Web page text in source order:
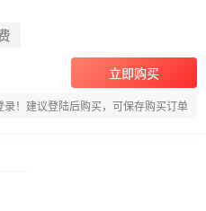
立即购买
录！建议登陆后购买，可保存购买订单